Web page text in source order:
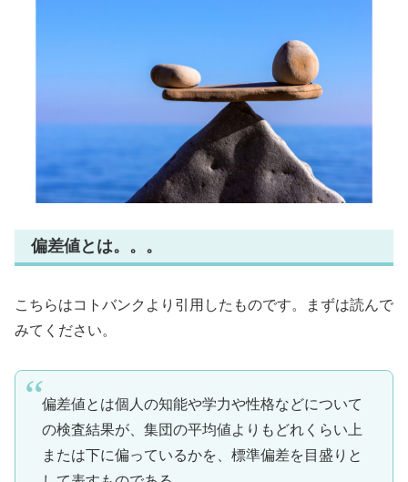
偏差値とは。。。
こちらはコトバンクより引用したものです。まずは読んで
みてください。
偏差値とは個人の知能や学力や性格などについて
の検査結果が、集団の平均値よりもどれくらい上
または下に偏っているかを、標準偏差を目盛りと